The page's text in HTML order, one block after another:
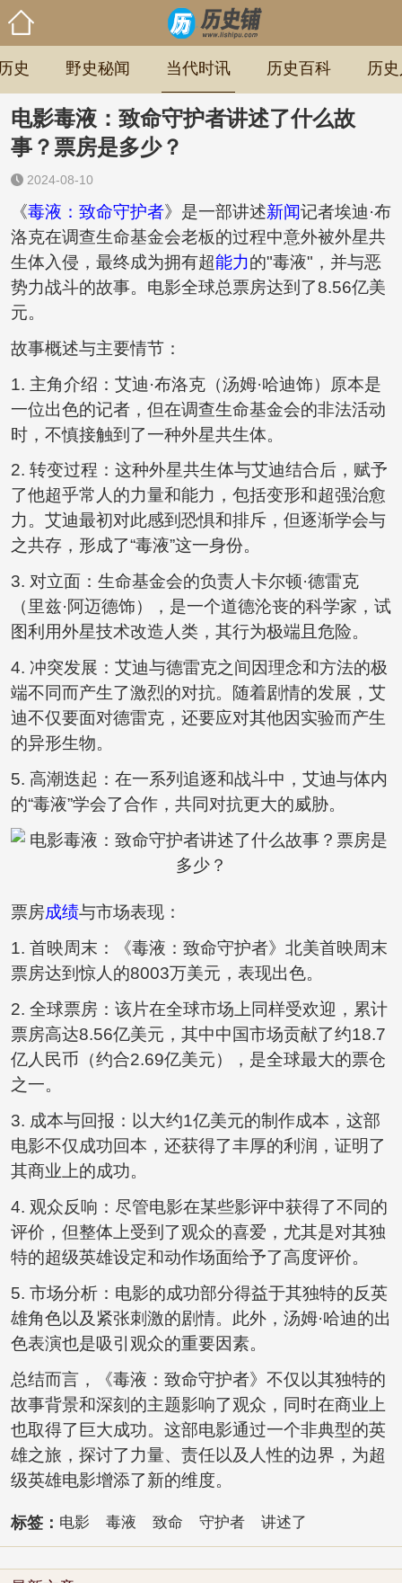
史 野史秘闻 当代时讯 历史百科 历
电影毒液：致命守护者讲述了什么故
事？票房是多少？
2024-08-10
《毒液：致命守护者》是一部讲述新闻记者埃迪·布
洛克在调查生命基金会老板的过程中意外被外星共
生体入侵，最终成为拥有超能力的"毒液"，并与恶
势力战斗的故事。电影全球总票房达到了8.56亿美
元。
故事概述与主要情节：
1. 主角介绍：艾迪·布洛克（汤姆·哈迪饰）原本是
一位出色的记者，但在调查生命基金会的非法活动
时，不慎接触到了一种外星共生体。
2. 转变过程：这种外星共生体与艾迪结合后，赋予
了他超乎常人的力量和能力，包括变形和超强治愈
力。艾迪最初对此感到恐惧和排斥，但逐渐学会与
之共存，形成了“毒液”这一身份。
3. 对立面：生命基金会的负责人卡尔顿·德雷克
（里兹·阿迈德饰），是一个道德沦丧的科学家，试
图利用外星技术改造人类，其行为极端且危险。
4. 冲突发展：艾迪与德雷克之间因理念和方法的极
端不同而产生了激烈的对抗。随着剧情的发展，艾
迪不仅要面对德雷克，还要应对其他因实验而产生
的异形生物。
5. 高潮迭起：在一系列追逐和战斗中，艾迪与体内
的“毒液”学会了合作，共同对抗更大的威胁。
票房成绩与市场表现：
1. 首映周末：《毒液：致命守护者》北美首映周末
票房达到惊人的8003万美元，表现出色。
2. 全球票房：该片在全球市场上同样受欢迎，累计
票房高达8.56亿美元，其中中国市场贡献了约18.7
亿人民币（约合2.69亿美元），是全球最大的票仓
之一。
3. 成本与回报：以大约1亿美元的制作成本，这部
电影不仅成功回本，还获得了丰厚的利润，证明了
其商业上的成功。
4. 观众反响：尽管电影在某些影评中获得了不同的
评价，但整体上受到了观众的喜爱，尤其是对其独
特的超级英雄设定和动作场面给予了高度评价。
5. 市场分析：电影的成功部分得益于其独特的反英
雄角色以及紧张刺激的剧情。此外，汤姆·哈迪的出
色表演也是吸引观众的重要因素。
总结而言，《毒液：致命守护者》不仅以其独特的
故事背景和深刻的主题影响了观众，同时在商业上
也取得了巨大成功。这部电影通过一个非典型的英
雄之旅，探讨了力量、责任以及人性的边界，为超
级英雄电影增添了新的维度。
标签： 电影 毒液 致命 守护者 讲述了